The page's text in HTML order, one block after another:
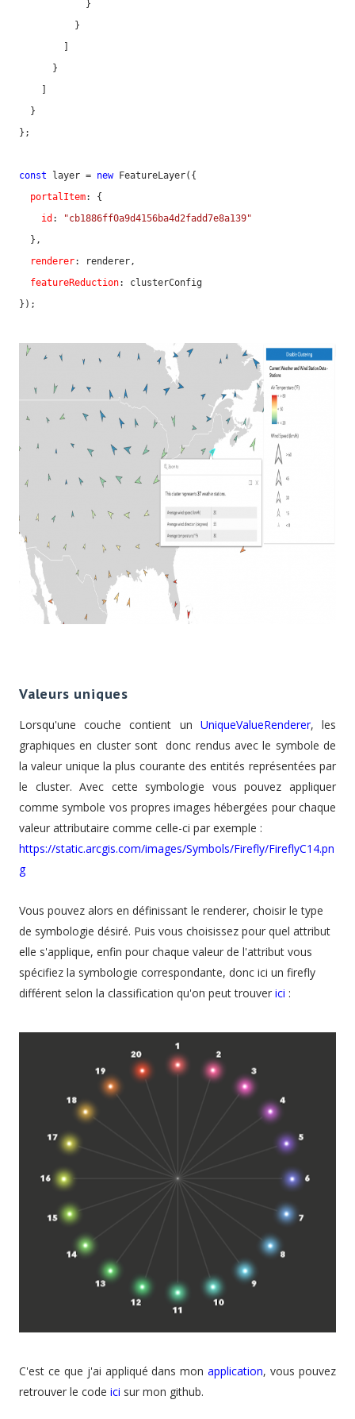
};
const layer = new FeatureLayer({
portalItem: {
id :
"cb1886ff0a9d4156ba4d2fadd7e8a139"
renderer: renderer,
featureReduction: clusterConfig
});
Valeurs uniques
Lorsqu'une couche contient un UniqueValueRenderer, les
graphiques en cluster sont donc rendus avec le symbole de
la valeur unique la plus courante des entités représentées par
le cluster. Avec cette symbologie vous pouvez appliquer
comme symbole vos propres images hébergées pour chaque
valeur attributaire comme celle-ci par exemple :
https://static.arcgis.com/images/Symbols/Firefly/FireflyC14.pn
g
Vous pouvez alors en définissant le renderer, choisir le type
de symbologie désiré. Puis vous choisissez pour quel attribut
elle s'applique, enfin pour chaque valeur de l'attribut vous
spécifiez la symbologie correspondante, donc ici un firefly
différent selon la classification qu'on peut trouver ici :
C'est ce que j'ai appliqué dans monapplication, vous pouvez
retrouver le code ici sur mon github.